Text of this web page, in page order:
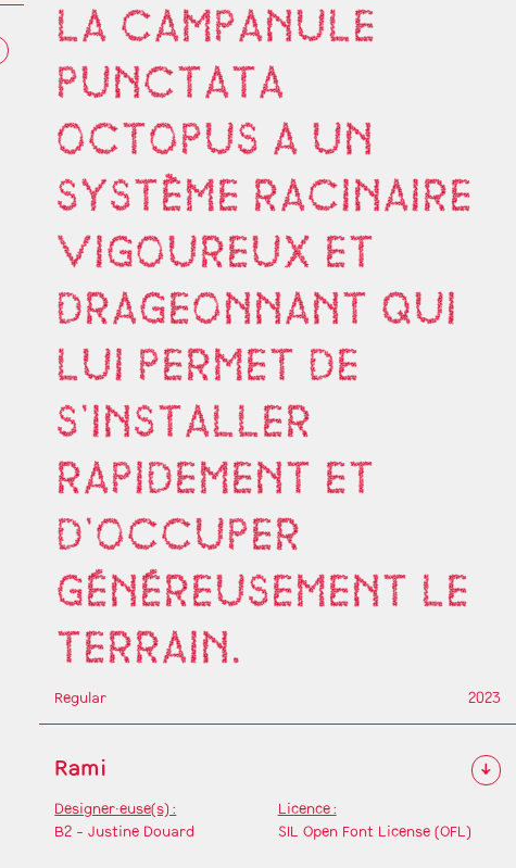
LA CAMPANULE
PUNCTATA
OCTOPUS A UN
SYSTÈME RACINAIRE
VIGOUREUX ET
DRAGEONNANT QUI
LUI PERMET DE
S'INSTALLER
RAPIDEMENT ET
D'OCCUPER
GÉNÉREUSEMENT LE
TERRAIN.
Regular 2023
Rami ↓
Designer·euse(s) :
B2 - Justine Douard
Licence :
SIL Open Font License (OFL)